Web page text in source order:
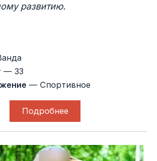
развитию.
— 33
— Спортивное
Подробнее